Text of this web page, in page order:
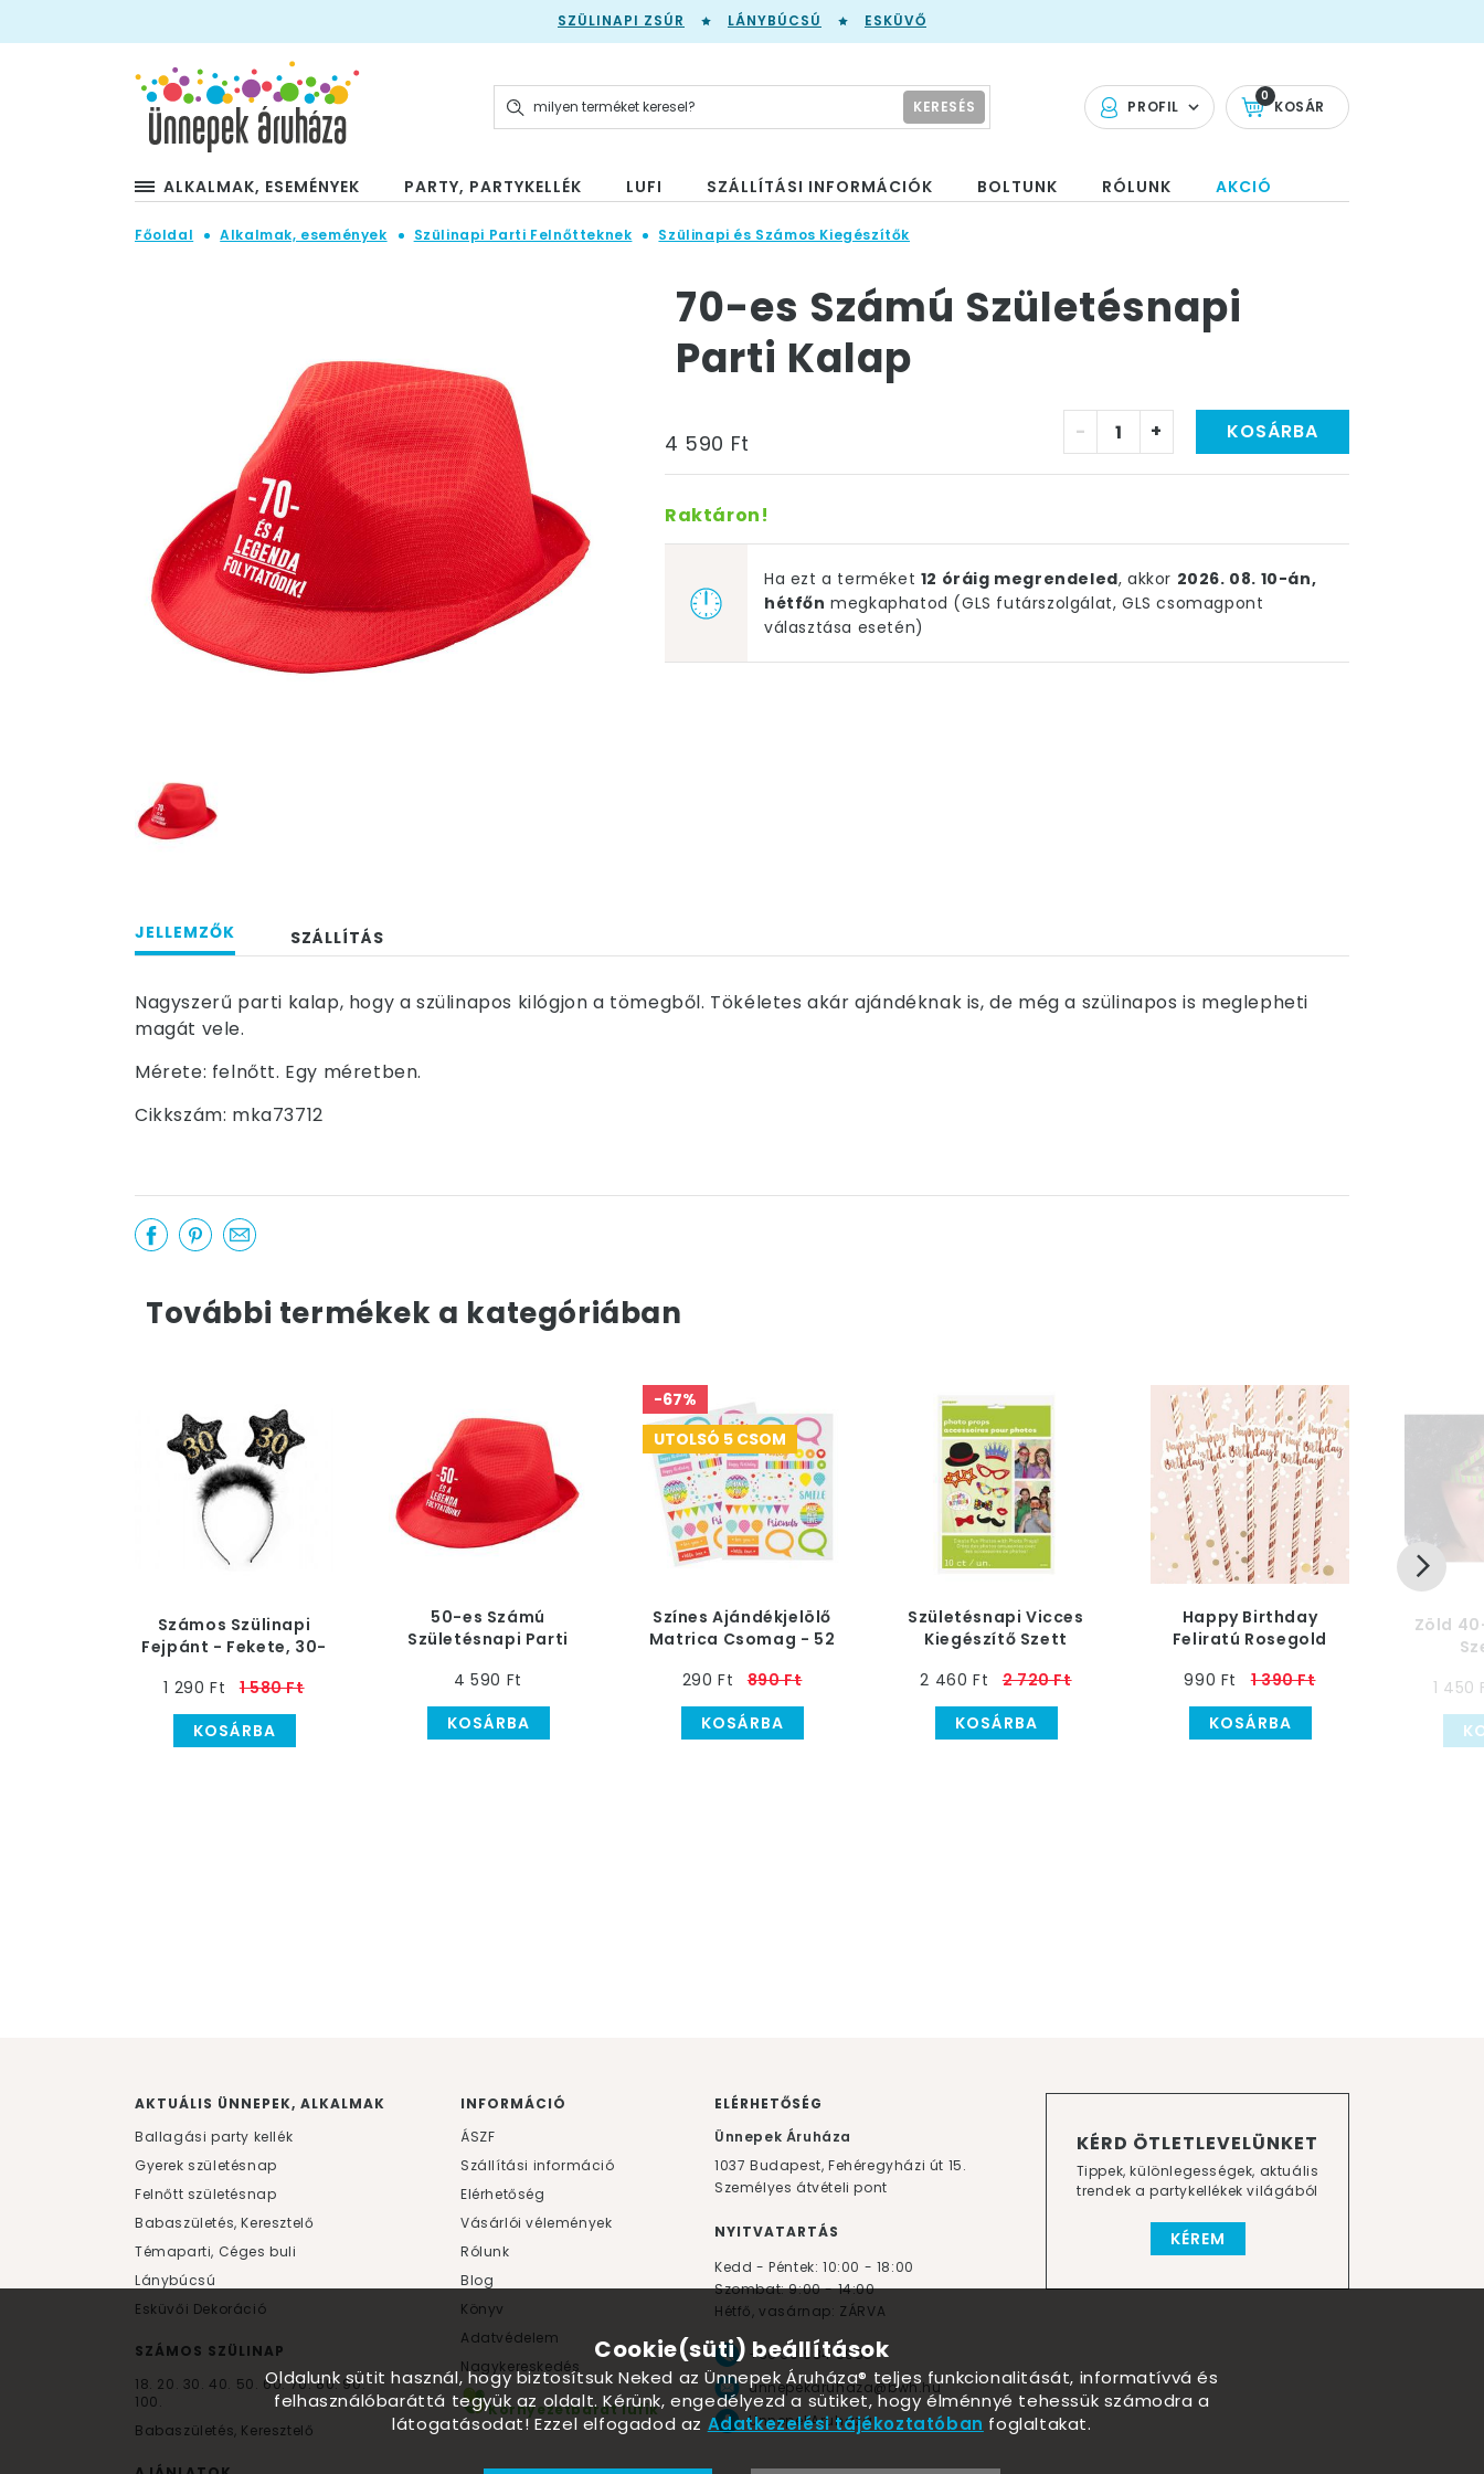
SZÜLINAPI ZSÚR LÁNYBÚCSÚ ESKÜVŐ
PROFIL KOSÁR
0
KERESÉS
ALKALMAK, ESEMÉNYEK PARTY, PARTYKELLÉK LUFI SZÁLLÍTÁSI INFORMÁCIÓK BOLTUNK RÓLUNK AKCIÓ
Főoldal Alkalmak, események Szülinapi Parti Felnőtteknek Szülinapi és Számos Kiegészítők
70-es Számú Születésnapi
Parti Kalap
4 590 Ft - + KOSÁRBA
Raktáron!
Ha ezt a terméket 12 óráig megrendeled, akkor 2026. 08. 10-án,
hétfőn megkaphatod (GLS futárszolgálat, GLS csomagpont
választása esetén)
JELLEMZŐK SZÁLLÍTÁS
Nagyszerű parti kalap, hogy a szülinapos kilógjon a tömegből. Tökéletes akár ajándéknak is, de még a szülinapos is meglepheti
magát vele.
Mérete: felnőtt. Egy méretben.
Cikkszám: mka73712
További termékek a kategóriában
Számos Szülinapi
Fejpánt - Fekete, 30-
1 290 Ft
1 580 Ft
KOSÁRBA
50-es Számú
Születésnapi Parti
4 590 Ft
KOSÁRBA
-67%
UTOLSÓ 5 CSOM
Színes Ajándékjelölő
Matrica Csomag - 52
290 Ft
890 Ft
KOSÁRBA
Születésnapi Vicces
Kiegészítő Szett
2 460 Ft
2 720 Ft
KOSÁRBA
Happy Birthday
Feliratú Rosegold
990 Ft
1 390 Ft
KOSÁRBA
Zöld
1 450
KÉRD ÖTLETLEVELÜNKET
Tippek, különlegességek, aktuális
trendek a partykellékek világából
KÉREM
AKTUÁLIS ÜNNEPEK, ALKALMAK
Ballagási party kellék
Gyerek születésnap
Felnőtt születésnap
Babaszületés, Keresztelő
Témaparti, Céges buli
Lánybúcsú
Esküvői Dekoráció
SZÁMOS SZÜLINAP
18. 20. 30. 40. 50. 60.70.80.90.
100.
Babaszületés, Keresztelő
INFORMÁCIÓ
ÁSZF
Szállítási információ
Elérhetőség
Vásárlói vélemények
Rólunk
Blog
Könyv
Adatvédelem
Nagykereskedés
Környezetbarát lufik
ELÉRHETŐSÉG
Ünnepek Áruháza
1037 Budapest, Fehéregyházi út 15.
Személyes átvételi pont
NYITVATARTÁS
Kedd - Péntek: 10:00 - 18:00
Szombat: 9:00 - 14:00
Hétfő, vasárnap: ZÁRVA
+36 30 984 6955
unnepekaruhaza@bwh.hu
UnnepekAruhaza
Cookie(süti) beállítások
Oldalunk sütit használ, hogy biztosítsuk Neked az Ünnepek Áruháza® teljes funkcionalitását, informatívvá és
felhasználóbaráttá tegyük az oldalt. Kérünk, engedélyezd a sütiket, hogy élménnyé tehessük számodra a
látogatásodat! Ezzel elfogadod az Adatkezelési tájékoztatóban foglaltakat.